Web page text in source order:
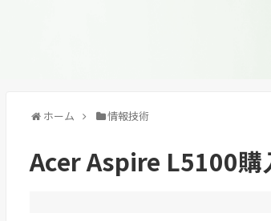
ホーム 情報技術
Acer Aspire L5100購